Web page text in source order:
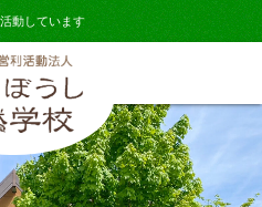
動しています